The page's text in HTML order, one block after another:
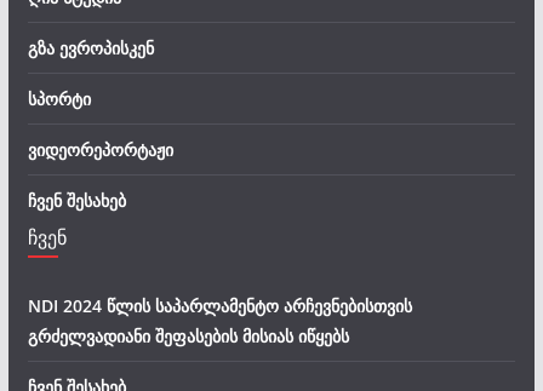
გზა ევროპისკენ
სპორტი
ვიდეორეპორტაჟი
ჩვენ შესახებ
ჩვენ
NDI 2024 წლის საპარლამენტო არჩევნებისთვის
გრძელვადიანი შეფასების მისიას იწყებს